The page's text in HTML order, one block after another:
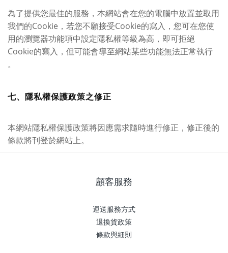
為了提供您最佳的服務，本網站會在您的電腦中放置並取用
我們的Cookie，若您不願接受Cookie的寫入，您可在您使
用的瀏覽器功能項中設定隱私權等級為高，即可拒絕
Cookie的寫入，但可能會導至網站某些功能無法正常執行
。
七、隱私權保護政策之修正
本網站隱私權保護政策將因應需求隨時進行修正，修正後的
條款將刊登於網站上。
顧客服務
運送服務方式
退換貨政策
條款與細則